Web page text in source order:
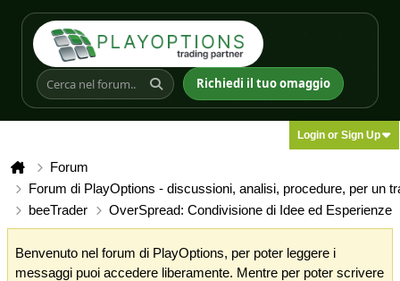
Richiedi il tuo omaggio
Login or Sign Up
Forum
Forum di PlayOptions - discussioni, analisi, procedure, per un
beeTrader
OverSpread: Condivisione di Idee ed Esperienze
Benvenuto nel forum di PlayOptions, per poter leggere i
messaggi puoi accedere liberamente. Mentre per poter scrivere